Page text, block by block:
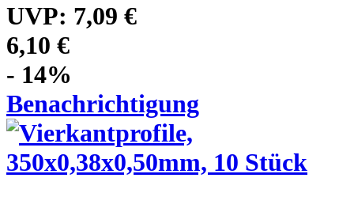
UVP: 7,09 €
6,10 €
- 14%
Benachrichtigung